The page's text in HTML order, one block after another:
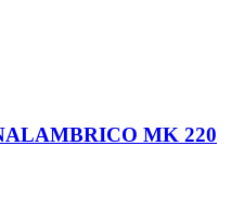
MK 220